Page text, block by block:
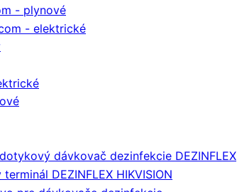
- plynové
- elektrické
dávkovač dezinfekcie DEZINFLEX
DEZINFLEX HIKVISION